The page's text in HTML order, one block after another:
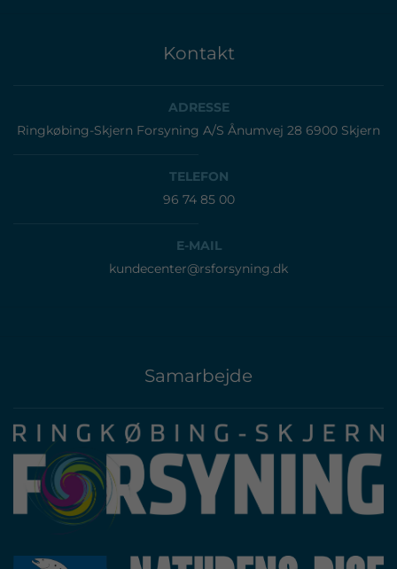
Kontakt
ADRESSE
Ringkøbing-Skjern Forsyning A/S Ånumvej 28 6900 Skjern
TELEFON
96 74 85 00
E-MAIL
kundecenter@rsforsyning.dk
Samarbejde